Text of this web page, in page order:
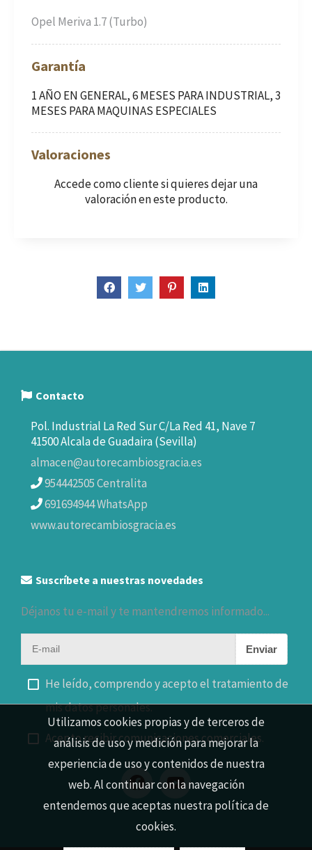
Opel Meriva 1.7 (Turbo)
Garantía
1 AÑO EN GENERAL, 6 MESES PARA INDUSTRIAL, 3
MESES PARA MAQUINAS ESPECIALES
Valoraciones
Accede como clientesi quieres dejar una
valoración en este producto.
Contacto
Pol. Industrial La Red Sur C/La Red 41, Nave 7
41500 Alcala de Guadaira (Sevilla)
almacen@autorecambiosgracia.es
954442505 Centralita
691694944 WhatsApp
www.autorecambiosgracia.es
Suscríbete a nuestras novedades
Déjanos tu e-mail y te mantendremos informado...
Enviar
He leído, comprendo y acepto el tratamiento de
mis datos personales.
Acepto recibir comunicaciones comerciales.
Utilizamos cookies propias y de terceros de
análisis de uso y medición para mejorar la
experiencia de uso y contenidos de nuestra
web. Al continuar con la navegación
entendemos que aceptas nuestra política de
cookies.